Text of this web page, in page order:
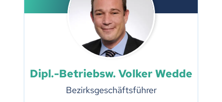
Dipl.-Betriebsw. Volker Wedde
Bezirksgeschäftsführer